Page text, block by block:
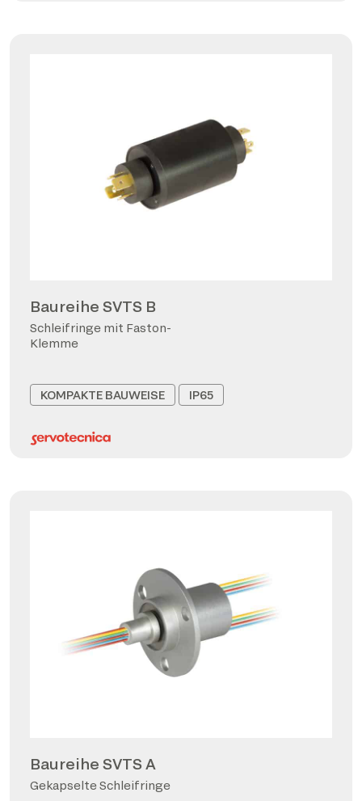
Baureihe SVTS B
Schleifringe mit Faston-
Klemme
KOMPAKTE BAUWEISE IP65
Baureihe SVTS A
Gekapselte Schleifringe